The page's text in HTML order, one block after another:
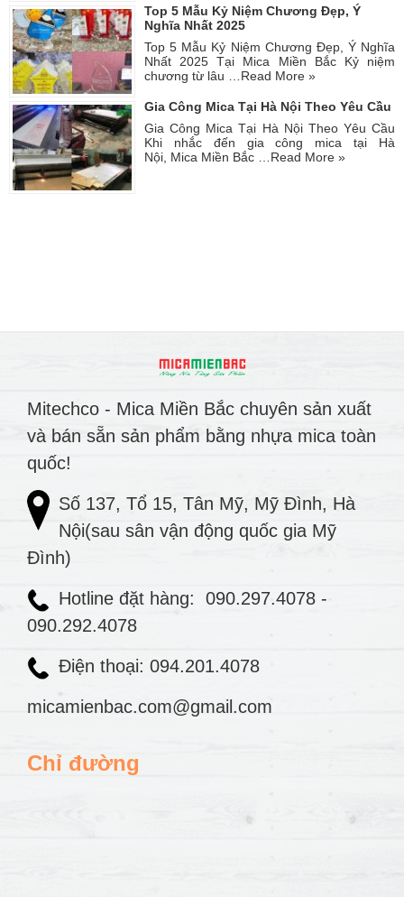
Top 5 Mẫu Kỷ Niệm Chương Đẹp, Ý
Nghĩa Nhất 2025
Top 5 Mẫu Kỷ Niệm Chương Đẹp, Ý Nghĩa
Nhất 2025 Tại Mica Miền Bắc Kỷ niệm
chương từ lâu … Read More »
Gia Công Mica Tại Hà Nội Theo Yêu Cầu
Gia Công Mica Tại Hà Nội Theo Yêu Cầu
Khi nhắc đến gia công mica tại Hà
Nội, Mica Miền Bắc …Read More »
Mitechco - Mica Miền Bắc chuyên sản xuất
và bán sẵn sản phẩm bằng nhựa mica toàn
quốc!
Số 137, Tổ 15, Tân Mỹ, Mỹ Đình, Hà
Nội(sau sân vận động quốc gia Mỹ
Đình)
Hotline đặt hàng: 090.297.4078 -
090.292.4078
Điện thoại: 094.201.4078
micamienbac.com@gmail.com
Chỉ đường